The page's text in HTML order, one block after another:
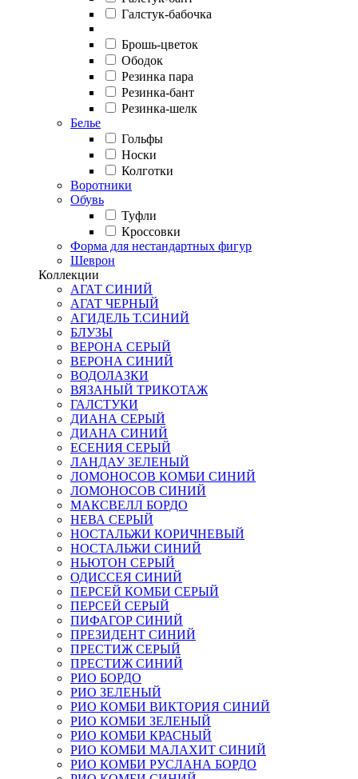
Галстук-бабочка
Брошь-цветок
Ободок
Резинка пара
Резинка-бант
Резинка-шелк
Белье
Гольфы
Носки
Колготки
Воротники
Обувь
Туфли
Кроссовки
Форма для нестандартных фигур
Шеврон
Коллекции
АГАТ СИНИЙ
АГАТ ЧЕРНЫЙ
АГИДЕЛЬ Т.СИНИЙ
БЛУЗЫ
ВЕРОНА СЕРЫЙ
ВЕРОНА СИНИЙ
ВОДОЛАЗКИ
ВЯЗАНЫЙ ТРИКОТАЖ
ГАЛСТУКИ
ДИАНА СЕРЫЙ
ДИАНА СИНИЙ
ЕСЕНИЯ СЕРЫЙ
ЛАНДАУ ЗЕЛЕНЫЙ
ЛОМОНОСОВ КОМБИ СИНИЙ
ЛОМОНОСОВ СИНИЙ
МАКСВЕЛЛ БОРДО
НЕВА СЕРЫЙ
НОСТАЛЬЖИ КОРИЧНЕВЫЙ
НОСТАЛЬЖИ СИНИЙ
НЬЮТОН СЕРЫЙ
ОДИССЕЯ СИНИЙ
ПЕРСЕЙ КОМБИ СЕРЫЙ
ПЕРСЕЙ СЕРЫЙ
ПИФАГОР СИНИЙ
ПРЕЗИДЕНТ СИНИЙ
ПРЕСТИЖ СЕРЫЙ
ПРЕСТИЖ СИНИЙ
РИО БОРДО
РИО ЗЕЛЕНЫЙ
РИО КОМБИ ВИКТОРИЯ СИНИЙ
РИО КОМБИ ЗЕЛЕНЫЙ
РИО КОМБИ КРАСНЫЙ
РИО КОМБИ МАЛАХИТ СИНИЙ
РИО КОМБИ РУСЛАНА БОРДО